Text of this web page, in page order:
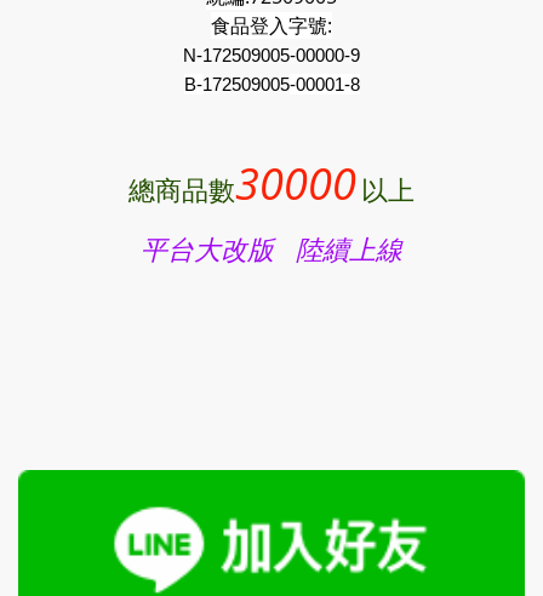
食品登入字號:
N-172509005-00000-9
B-172509005-00001-8
總商品數30000 以上
平台大改版 陸續上線